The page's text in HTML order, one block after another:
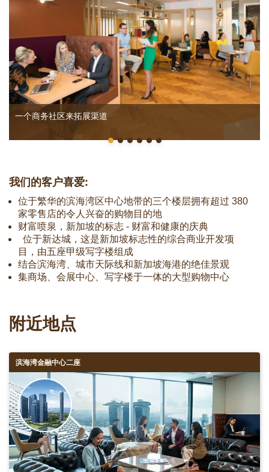
一个商务社区来拓展渠道
我们的客户喜爱:
位于繁华的滨海湾区中心地带的三个楼层拥有超过 380
家零售店的令人兴奋的购物目的地
财富喷泉，新加坡的标志 - 财富和健康的庆典
位于新达城，这是新加坡标志性的综合商业开发项
目，由五座甲级写字楼组成
结合滨海湾、城市天际线和新加坡海港的绝佳景观
集商场、会展中心、写字楼于一体的大型购物中心
附近地点
滨海湾金融中心二座